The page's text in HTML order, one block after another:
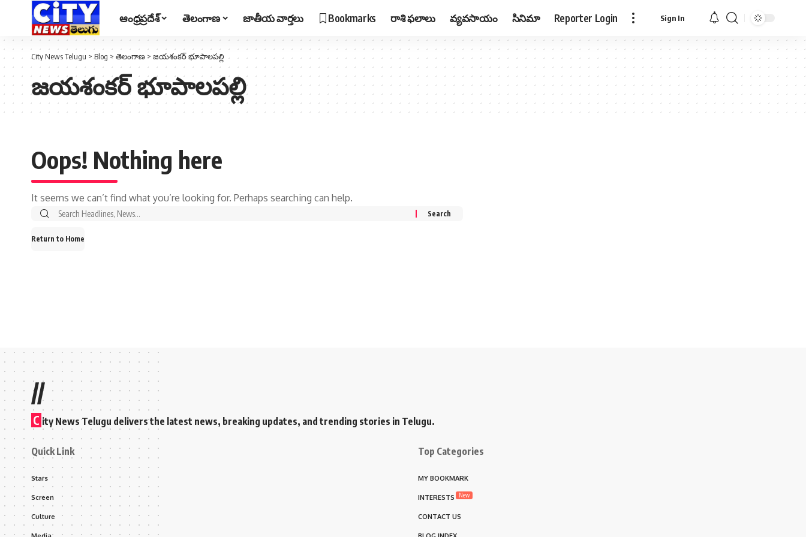
ఆంధ్రప్రదేశ్ తెలంగాణ జాతీయ వార్తలు Bookmarks రాశి ఫలాలు వ్యవసాయం సినిమా Reporter Login Sign In
City News Telugu >Blog > తెలంగాణ > జయశంకర్ భూపాలపల్లి
జయశంకర్ భూపాలపల్లి
Oops! Nothing here
It seems we can’t find what you’re looking for. Perhaps searching can help.
Return to Home
//
C ity News Telugu delivers the latest news, breaking updates, and trending stories in Telugu.
Quick Link
Stars
Screen
Culture
Top Categories
MY BOOKMARK
INTERESTS New
CONTACT US